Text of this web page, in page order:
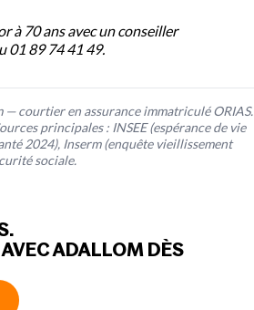
à 70 ans avec un conseiller
01 89 74 41 49.
— courtier en assurance immatriculé ORIAS.
principales : INSEE (espérance de vie
2024), Inserm (enquête vieillissement
sociale.
ADALLOM DÈS